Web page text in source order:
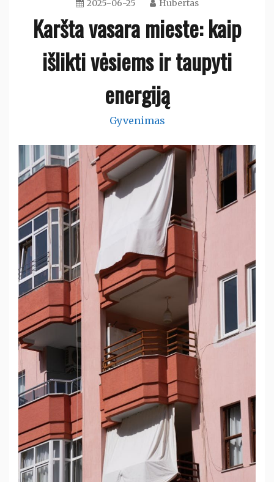
2025-06-25 Hubertas
Karšta vasara mieste: kaip
išlikti vėsiems ir taupyti
energiją
Gyvenimas